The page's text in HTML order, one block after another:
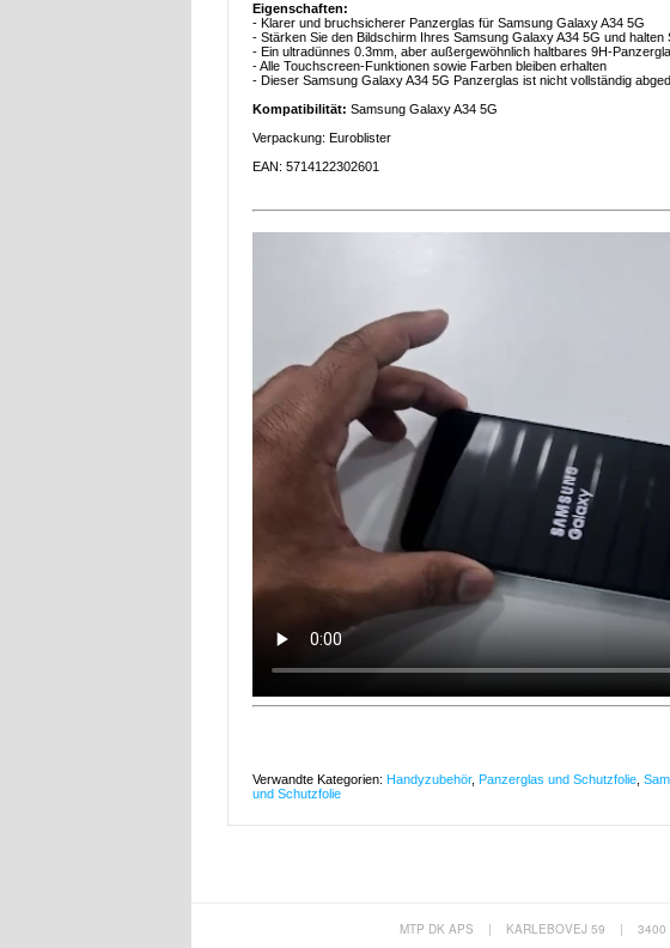
Eigenschaften:
- Klarer und bruchsicherer Panzerglas für Samsung Galaxy A34 5G
- Stärken Sie den Bildschirm Ihres Samsung Galaxy A34 5G und halten
- Ein ultradünnes 0.3mm, aber außergewöhnlich haltbares 9H-
- Alle Touchscreen-Funktionen sowie Farben bleiben erhalten
- Dieser Samsung Galaxy A34 5G Panzerglas ist nicht vollständig
Kompatibilität: Samsung Galaxy A34 5G
Verpackung: Euroblister
EAN: 5714122302601
Verwandte Kategorien: Handyzubehör, Panzerglas und Schutzfolie
und Schutzfolie
MTP DK APS | KARLEBOVEJ 59 | 3400